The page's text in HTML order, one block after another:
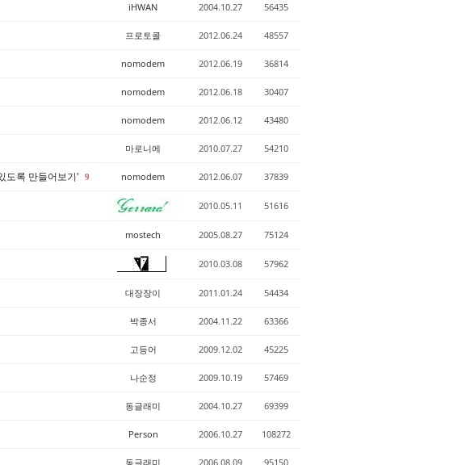
iHWAN 2004.10.27 56435
프로토콜 2012.06.24 48557
nomodem 2012.06.19 36814
nomodem 2012.06.18 30407
nomodem 2012.06.12 43480
마로니에 2010.07.27 54210
도록 만들어보기' 9 nomodem 2012.06.07 37839
2010.05.11 51616
mostech 2005.08.27 75124
2010.03.08 57962
대장장이 2011.01.24 54434
박종서 2004.11.22 63366
고등어 2009.12.02 45225
나순정 2009.10.19 57469
동글래미 2004.10.27 69399
Person 2006.10.27 108272
동글래미 2006.08.09 95150